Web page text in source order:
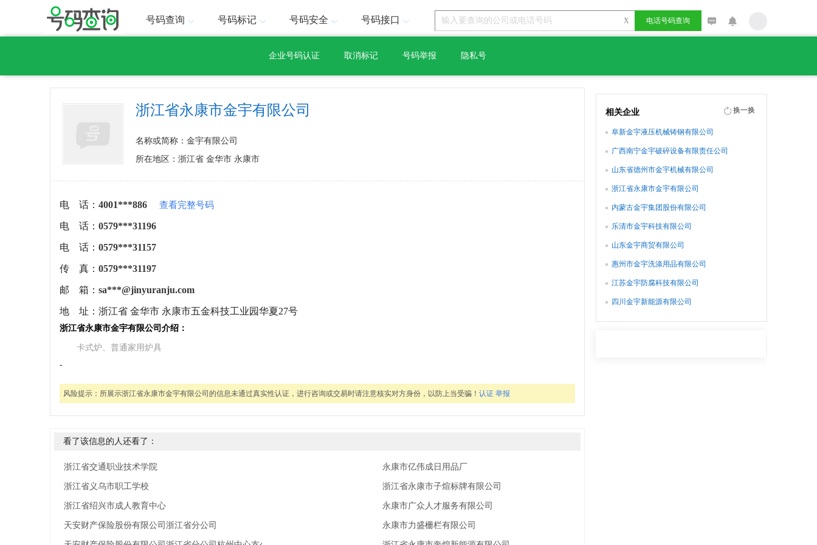
号码查询 号码标记 号码安全 号码接口 X 电话号码查询
企业号码认证 取消标记 号码举报 隐私号
浙江省永康市金宇有限公司
名称或简称：金宇有限公司
所在地区：浙江省 金华市 永康市
电 话： 4001***886 查看完整号码
电 话： 0579***31196
电 话： 0579***31157
传 真： 0579***31197
邮 箱： sa***@jinyuranju.com
地 址： 浙江省 金华市 永康市五金科技工业园华夏27号
浙江省永康市金宇有限公司介绍：
卡式炉、普通家用炉具
-
风险提示： 所展示浙江省永康市金宇有限公司的信息未通过真实性认证，进行咨询或交易时请注意核实对方身份，以防上当受骗！ 认证 举报
看了该信息的人还看了：
浙江省交通职业技术学院
浙江省义乌市职工学校
浙江省绍兴市成人教育中心
天安财产保险股份有限公司浙江省分公司
永康市亿伟成日用品厂
浙江省永康市子煊标牌有限公司
永康市广众人才服务有限公司
永康市力盛栅栏有限公司
相关企业 换一换
阜新金宇液压机械铸钢有限公司
广西南宁金宇破碎设备有限责任公司
山东省德州市金宇机械有限公司
浙江省永康市金宇有限公司
内蒙古金宇集团股份有限公司
乐清市金宇科技有限公司
山东金宇商贸有限公司
惠州市金宇洗涤用品有限公司
江苏金宇防腐科技有限公司
四川金宇新能源有限公司